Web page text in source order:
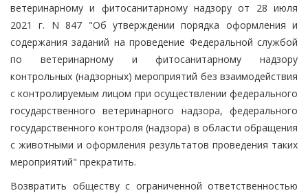
ветеринарному и фитосанитарному надзору от 28 июля
2021 г. N 847 "Об утверждении порядка оформления и
содержания заданий на проведение Федеральной службой
по ветеринарному и фитосанитарному надзору
контрольных (надзорных) мероприятий без взаимодействия
с контролируемым лицом при осуществлении федерального
государственного ветеринарного надзора, федерального
государственного контроля (надзора) в области обращения
с животными и оформления результатов проведения таких
мероприятий" прекратить.
Возвратить обществу с ограниченной ответственностью